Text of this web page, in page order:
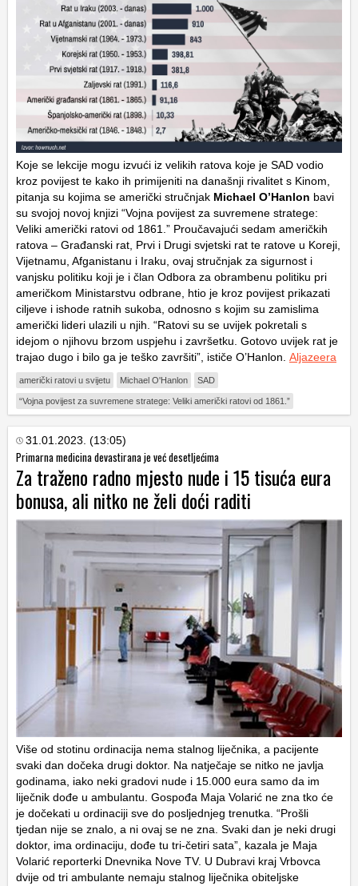
Koje se lekcije mogu izvući iz velikih ratova koje je SAD vodio
kroz povijest te kako ih primijeniti na današnji rivalitet s Kinom,
pitanja su kojima se američki stručnjak Michael O’Hanlon bavi
su svojoj novoj knjizi “Vojna povijest za suvremene stratege:
Veliki američki ratovi od 1861.” Proučavajući sedam američkih
ratova – Građanski rat, Prvi i Drugi svjetski rat te ratove u Koreji,
Vijetnamu, Afganistanu i Iraku, ovaj stručnjak za sigurnost i
vanjsku politiku koji je i član Odbora za obrambenu politiku pri
američkom Ministarstvu odbrane, htio je kroz povijest prikazati
ciljeve i ishode ratnih sukoba, odnosno s kojim su zamislima
američki lideri ulazili u njih. “Ratovi su se uvijek pokretali s
idejom o njihovu brzom uspjehu i završetku. Gotovo uvijek rat je
trajao dugo i bilo ga je teško završiti”, ističe O’Hanlon. Aljazeera
američki ratovi u svijetu Michael O'Hanlon SAD
“Vojna povijest za suvremene stratege: Veliki američki ratovi od 1861.”
31.01.2023. (13:05)
Primarna medicina devastirana je već desetljećima
Za traženo radno mjesto nude i 15 tisuća eura
bonusa, ali nitko ne želi doći raditi
Više od stotinu ordinacija nema stalnog liječnika, a pacijente
svaki dan dočeka drugi doktor. Na natječaje se nitko ne javlja
godinama, iako neki gradovi nude i 15.000 eura samo da im
liječnik dođe u ambulantu. Gospođa Maja Volarić ne zna tko će
je dočekati u ordinaciji sve do posljednjeg trenutka. “Prošli
tjedan nije se znalo, a ni ovaj se ne zna. Svaki dan je neki drugi
doktor, ima ordinaciju, dođe tu tri-četiri sata”, kazala je Maja
Volarić reporterki Dnevnika Nove TV. U Dubravi kraj Vrbovca
dvije od tri ambulante nemaju stalnog liječnika obiteljske